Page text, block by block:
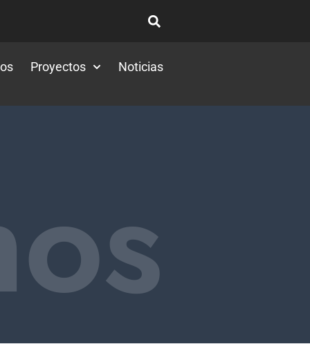
Proyectos Noticias